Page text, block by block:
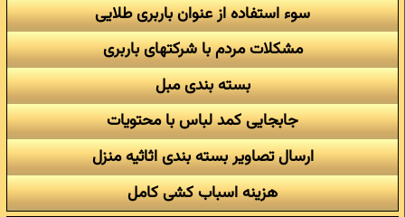
سوء استفاده از عنوان باربری طلایی
مشکلات مردم با شرکتهای باربری
بسته بندی مبل
جابجایی کمد لباس با محتویات
ارسال تصاویر بسته بندی اثاثیه منزل
هزینه اسباب کشی کامل